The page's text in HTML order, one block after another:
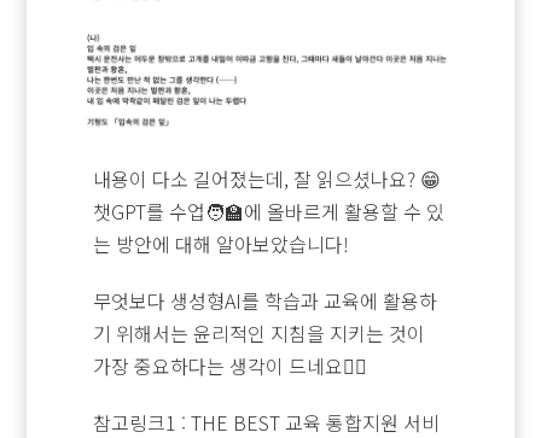
내용이 다소 길어졌는데, 잘 읽으셨나요? 😁
챗GPT를 수업🧑‍🏫에 올바르게 활용할 수 있
는 방안에 대해 알아보았습니다!
무엇보다 생성형AI를 학습과 교육에 활용하
기 위해서는 윤리적인 지침을 지키는 것이
가장 중요하다는 생각이 드네요🧚‍♀️
참고링크1 : THE BEST 교육 통합지원 서비